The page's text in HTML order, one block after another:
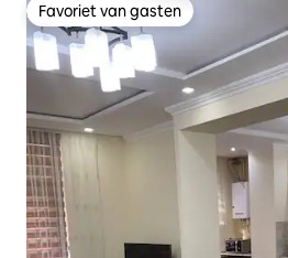
Favoriet van gasten
Favoriet van gasten